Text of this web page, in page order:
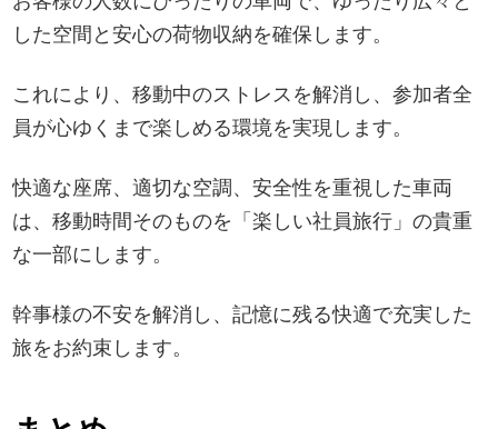
した空間と安心の荷物収納を確保します。
これにより、移動中のストレスを解消し、参加者全
員が心ゆくまで楽しめる環境を実現します。
快適な座席、適切な空調、安全性を重視した車両
は、移動時間そのものを「楽しい社員旅行」の貴重
な一部にします。
幹事様の不安を解消し、記憶に残る快適で充実した
旅をお約束します。